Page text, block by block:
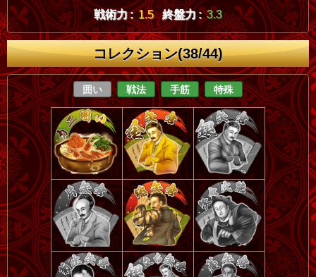
戦術力 : 1.5 終盤力 : 3.3
コレクション(38/44)
囲い 戦法 手筋 特殊